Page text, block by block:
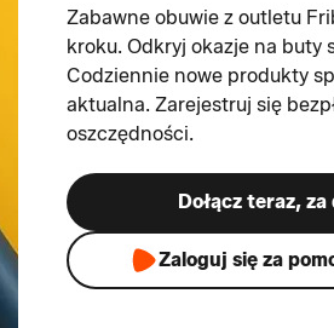
Zabawne obuwie z outletu
kroku. Odkryj okazje na buty
Codziennie nowe produkty
aktualna. Zarejestruj się
oszczędności.
Dołącz teraz, za
Zaloguj się za